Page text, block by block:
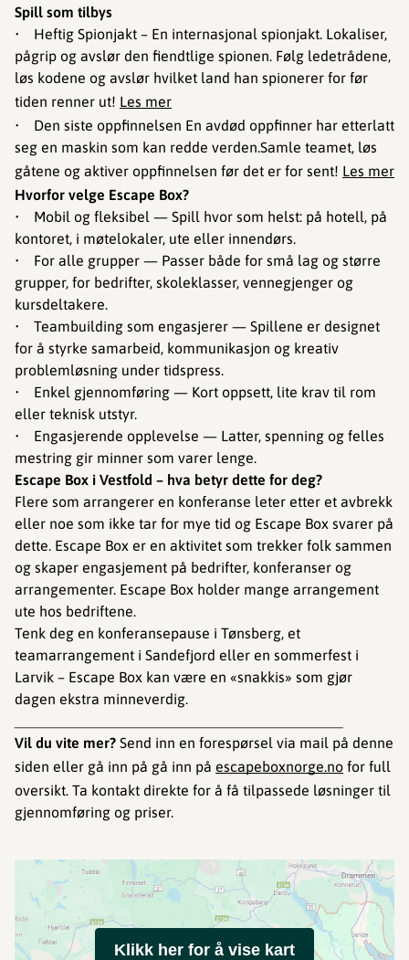
Spill som tilbys
• Heftig Spionjakt – En internasjonal spionjakt. Lokaliser,
pågrip og avslør den fiendtlige spionen. Følg ledetrådene,
løs kodene og avslør hvilket land han spionerer for før
tiden renner ut! Les mer
• Den siste oppfinnelsen En avdød oppfinner har etterlatt
seg en maskin som kan redde verden.Samle teamet, løs
gåtene og aktiver oppfinnelsen før det er for sent! Les mer
Hvorfor velge Escape Box?
• Mobil og fleksibel — Spill hvor som helst: på hotell, på
kontoret, i møtelokaler, ute eller innendørs.
• For alle grupper — Passer både for små lag og større
grupper, for bedrifter, skoleklasser, vennegjenger og
kursdeltakere.
• Teambuilding som engasjerer — Spillene er designet
for å styrke samarbeid, kommunikasjon og kreativ
problemløsning under tidspress.
• Enkel gjennomføring — Kort oppsett, lite krav til rom
eller teknisk utstyr.
• Engasjerende opplevelse — Latter, spenning og felles
mestring gir minner som varer lenge.
Escape Box i Vestfold – hva betyr dette for deg?
Flere som arrangerer en konferanse leter etter et avbrekk
eller noe som ikke tar for mye tid og Escape Box svarer på
dette. Escape Box er en aktivitet som trekker folk sammen
og skaper engasjement på bedrifter, konferanser og
arrangementer. Escape Box holder mange arrangement
ute hos bedriftene.
Tenk deg en konferansepause i Tønsberg, et
teamarrangement i Sandefjord eller en sommerfest i
Larvik – Escape Box kan være en «snakkis» som gjør
dagen ekstra minneverdig.
Vil du vite mer? Send inn en forespørsel via mail på denne
siden eller gå inn på gå inn på escapeboxnorge.no for full
oversikt. Ta kontakt direkte for å få tilpassede løsninger til
gjennomføring og priser.
Klikk her for å vise kart